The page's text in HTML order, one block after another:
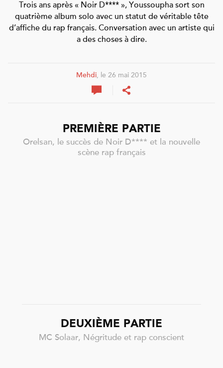
Trois ans après « Noir D**** », Youssoupha sort son
quatrième album solo avec un statut de véritable tête
d’affiche du rap français. Conversation avec un artiste qui
a des choses à dire.
Mehdi, le 26 mai 2015
PREMIÈRE PARTIE
Orelsan, le succès de Noir D**** et la nouvelle
scène rap français
DEUXIÈME PARTIE
MC Solaar, Négritude et rap conscient